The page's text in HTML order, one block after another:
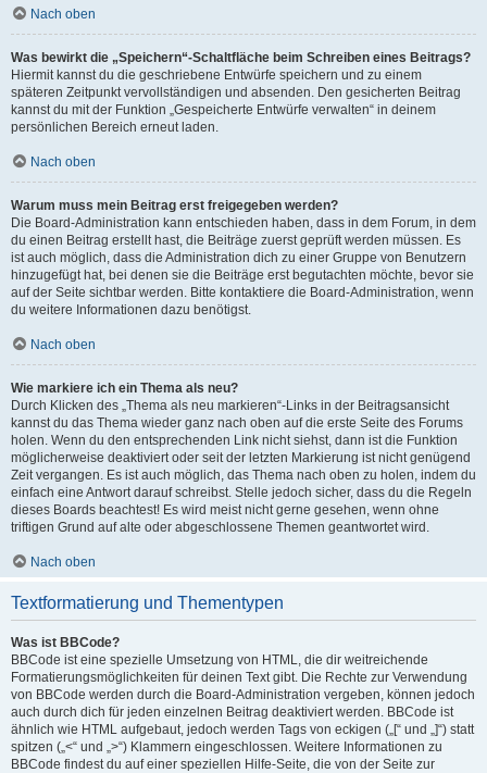
Nach oben
Was bewirkt die „Speichern“-Schaltfläche beim Schreiben eines Beitrags?
Hiermit kannst du die geschriebene Entwürfe speichern und zu einem
späteren Zeitpunkt vervollständigen und absenden. Den gesicherten Beitrag
kannst du mit der Funktion „Gespeicherte Entwürfe verwalten“ in deinem
persönlichen Bereich erneut laden.
Nach oben
Warum muss mein Beitrag erst freigegeben werden?
Die Board-Administration kann entschieden haben, dass in dem Forum, in dem
du einen Beitrag erstellt hast, die Beiträge zuerst geprüft werden müssen. Es
ist auch möglich, dass die Administration dich zu einer Gruppe von Benutzern
hinzugefügt hat, bei denen sie die Beiträge erst begutachten möchte, bevor sie
auf der Seite sichtbar werden. Bitte kontaktiere die Board-Administration, wenn
du weitere Informationen dazu benötigst.
Nach oben
Wie markiere ich ein Thema als neu?
Durch Klicken des „Thema als neu markieren“-Links in der Beitragsansicht
kannst du das Thema wieder ganz nach oben auf die erste Seite des Forums
holen. Wenn du den entsprechenden Link nicht siehst, dann ist die Funktion
möglicherweise deaktiviert oder seit der letzten Markierung ist nicht genügend
Zeit vergangen. Es ist auch möglich, das Thema nach oben zu holen, indem du
einfach eine Antwort darauf schreibst. Stelle jedoch sicher, dass du die Regeln
dieses Boards beachtest! Es wird meist nicht gerne gesehen, wenn ohne
triftigen Grund auf alte oder abgeschlossene Themen geantwortet wird.
Nach oben
Textformatierung und Thementypen
Was ist BBCode?
BBCode ist eine spezielle Umsetzung von HTML, die dir weitreichende
Formatierungsmöglichkeiten für deinen Text gibt. Die Rechte zur Verwendung
von BBCode werden durch die Board-Administration vergeben, können jedoch
auch durch dich für jeden einzelnen Beitrag deaktiviert werden. BBCode ist
ähnlich wie HTML aufgebaut, jedoch werden Tags von eckigen („[“ und „]“) statt
spitzen („<“ und „>“) Klammern eingeschlossen. Weitere Informationen zu
BBCode findest du auf einer speziellen Hilfe-Seite, die von der Seite zur